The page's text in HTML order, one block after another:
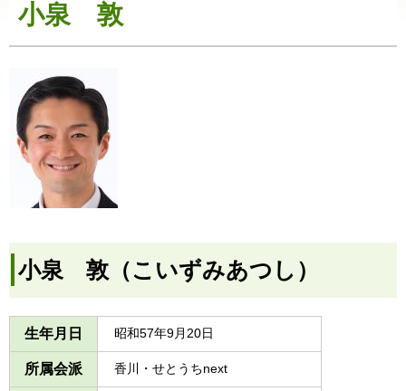
小泉 敦
小泉 敦（こいずみあつし）
生年月日 昭和57年9月20日
所属会派 香川・せとうちnext